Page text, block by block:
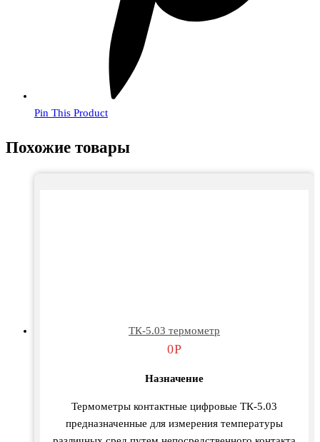
Pin This Product
Похожие товары
ТК-5.03 термометр
0Р
Назначение
Термометры контактные цифровые ТК-5.03
предназначенные для измерения температуры